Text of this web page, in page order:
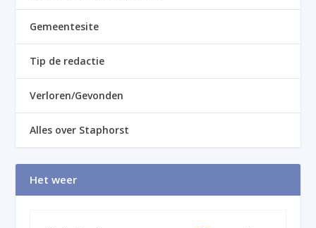
Gemeentesite
Tip de redactie
Verloren/Gevonden
Alles over Staphorst
Het weer